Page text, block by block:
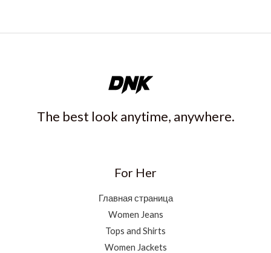
The best look anytime, anywhere.
For Her
Главная страница
Women Jeans
Tops and Shirts
Women Jackets